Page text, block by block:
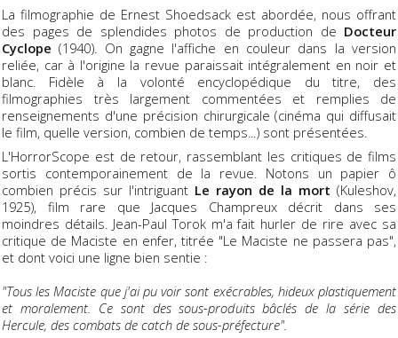
La filmographie de Ernest Shoedsack est abordée, nous offrant
des pages de splendides photos de production de Docteur
Cyclope (1940). On gagne l'affiche en couleur dans la version
reliée, car à l'origine la revue paraissait intégralement en noir et
blanc. Fidèle à la volonté encyclopédique du titre, des
filmographies très largement commentées et remplies de
renseignements d'une précision chirurgicale (cinéma qui diffusait
le film, quelle version, combien de temps...) sont présentées.
L'HorrorScope est de retour, rassemblant les critiques de films
sortis contemporainement de la revue. Notons un papier ô
combien précis sur l'intriguant Le rayon de la mort (Kuleshov,
1925), film rare que Jacques Champreux décrit dans ses
moindres détails. Jean-Paul Torok m'a fait hurler de rire avec sa
critique de Maciste en enfer, titrée "Le Maciste ne passera pas",
et dont voici une ligne bien sentie :
"Tous les Maciste que j'ai pu voir sont exécrables, hideux plastiquement
et moralement. Ce sont des sous-produits bâclés de la série des
Hercule, des combats de catch de sous-préfecture".